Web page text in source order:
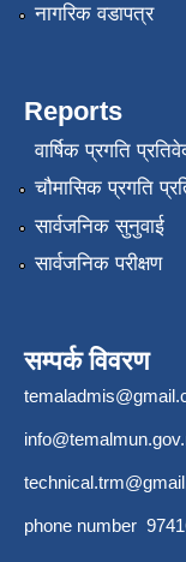
नागरिक वडापत्र
Reports
वार्षिक प्रगति
चौमासिक प्रगति
सार्वजनिक सुनुवाई
सार्वजनिक परीक्षण
सम्पर्क विवरण
phone number